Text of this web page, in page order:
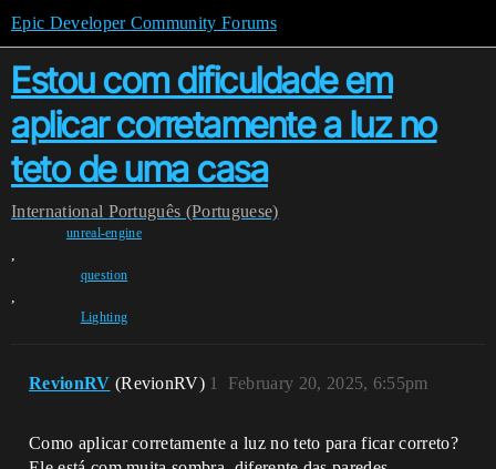
Epic Developer Community Forums
Estou com dificuldade em
aplicar corretamente a luz no
teto de uma casa
International Português (Portuguese)
unreal-engine
,
question
,
Lighting
RevionRV (RevionRV) February 20, 2025, 6:55pm
1
Como aplicar corretamente a luz no teto para ficar correto?